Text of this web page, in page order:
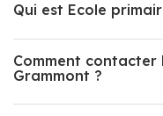
Qui est Ecole
Comment contacter
Grammont ?